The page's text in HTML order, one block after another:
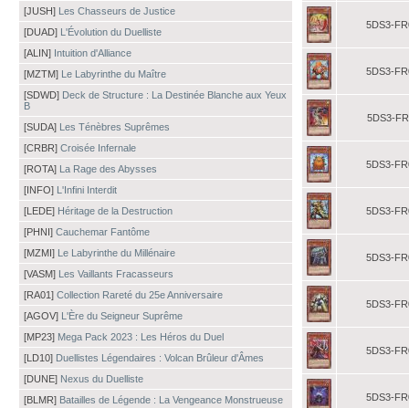
[JUSH] Les Chasseurs de Justice
[DUAD] L'Évolution du Duelliste
[ALIN] Intuition d'Alliance
[MZTM] Le Labyrinthe du Maître
[SDWD] Deck de Structure : La Destinée Blanche aux Yeux
B
[SUDA] Les Ténèbres Suprêmes
[CRBR] Croisée Infernale
[ROTA] La Rage des Abysses
[INFO] L'Infini Interdit
[LEDE] Héritage de la Destruction
[PHNI] Cauchemar Fantôme
[MZMI] Le Labyrinthe du Millénaire
[VASM] Les Vaillants Fracasseurs
[RA01] Collection Rareté du 25e Anniversaire
[AGOV] L'Ère du Seigneur Suprême
[MP23] Mega Pack 2023 : Les Héros du Duel
[LD10] Duellistes Légendaires : Volcan Brûleur d'Âmes
[DUNE] Nexus du Duelliste
[BLMR] Batailles de Légende : La Vengeance Monstrueuse
5DS3-
5DS3-
5DS3-
5DS3-
5DS3-
5DS3-
5DS3-
5DS3-
5DS3-